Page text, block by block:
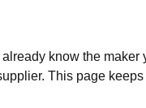
know the maker
This page